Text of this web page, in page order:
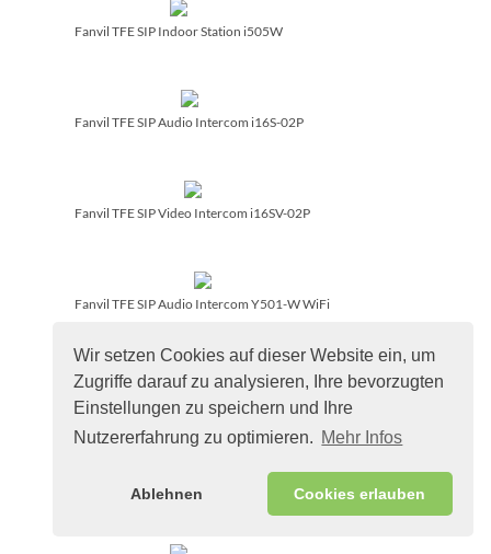
Wir setzen Cookies auf dieser Website ein, um
Zugriffe darauf zu analysieren, Ihre bevorzugten
Einstellungen zu speichern und Ihre
Nutzererfahrung zu optimieren. Mehr Infos
Ablehnen Cookies erlauben
Fanvil TFE SIP Indoor Station i505W
Fanvil TFE SIP Audio Intercom i16S-02P
Fanvil TFE SIP Video Intercom i16SV-02P
Fanvil TFE SIP Audio Intercom Y501-W WiFi
Fanvil TFE SIP Audio Intercom Y501W-Y WiFi
Fanvil TFE SIP Indoor Station i507W